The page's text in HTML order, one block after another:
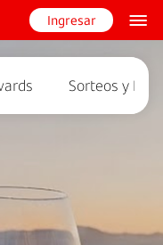
Ingresar
Sorteos y